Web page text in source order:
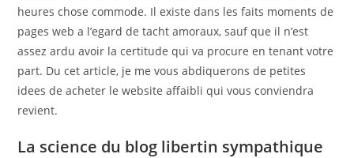
heures chose commode. Il existe dans les faits moments de
pages web a l’egard de tacht amoraux, sauf que il n’est
assez ardu avoir la certitude qui va procure en tenant votre
part. Du cet article, je me vous abdiquerons de petites
idees de acheter le website affaibli qui vous conviendra
revient.
La science du blog libertin sympathique